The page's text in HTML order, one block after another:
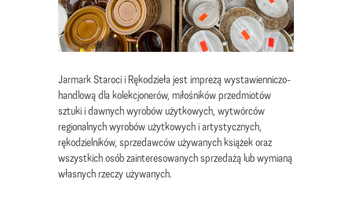
Jarmark Staroci i Rękodzieła jest imprezą wystawienniczo-
handlową dla kolekcjonerów, miłośników przedmiotów
sztuki i dawnych wyrobów użytkowych, wytwórców
regionalnych wyrobów użytkowych i artystycznych,
rękodzielników, sprzedawców używanych książek oraz
wszystkich osób zainteresowanych sprzedażą lub wymianą
własnych rzeczy używanych.